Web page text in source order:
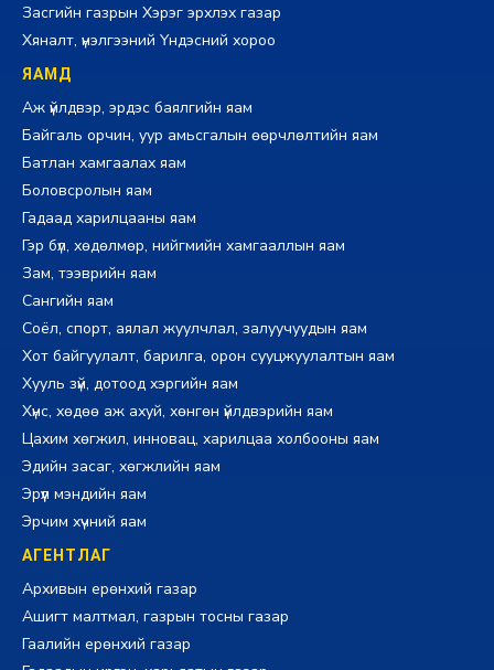
Засгийн газрын Хэрэг эрхлэх газар
Хяналт, үнэлгээний Үндэсний хороо
ЯАМД
Аж үйлдвэр, эрдэс баялгийн яам
Байгаль орчин, уур амьсгалын өөрчлөлтийн яам
Батлан хамгаалах яам
Боловсролын яам
Гадаад харилцааны яам
Гэр бүл, хөдөлмөр, нийгмийн хамгааллын яам
Зам, тээврийн яам
Сангийн яам
Соёл, спорт, аялал жуулчлал, залуучуудын яам
Хот байгуулалт, барилга, орон сууцжуулалтын яам
Хууль зүй, дотоод хэргийн яам
Хүнс, хөдөө аж ахуй, хөнгөн үйлдвэрийн яам
Цахим хөгжил, инновац, харилцаа холбооны яам
Эдийн засаг, хөгжлийн яам
Эрүүл мэндийн яам
Эрчим хүчний яам
АГЕНТЛАГ
Архивын ерөнхий газар
Ашигт малтмал, газрын тосны газар
Гаалийн ерөнхий газар